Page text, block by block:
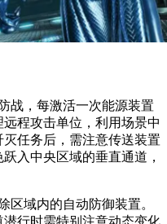
战，每激活一次能源装置
程攻击单位，利用场景中
任务后，需注意传送装置
入中央区域的垂直通道，
区域内的自动防御装置。